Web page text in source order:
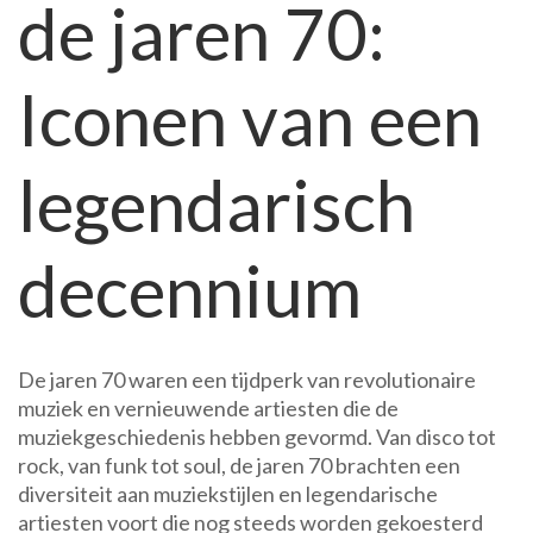
De
muzikale
van
een
legendarisch
decennium
de jaren 70:
Iconen van een
legendarisch
decennium
De jaren 70 waren een tijdperk van revolutionaire
muziek en vernieuwende artiesten die de
muziekgeschiedenis hebben gevormd. Van disco tot
rock, van funk tot soul, de jaren 70 brachten een
diversiteit aan muziekstijlen en legendarische
artiesten voort die nog steeds worden gekoesterd